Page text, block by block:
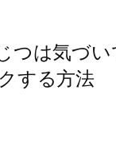
つは気づ
する方法